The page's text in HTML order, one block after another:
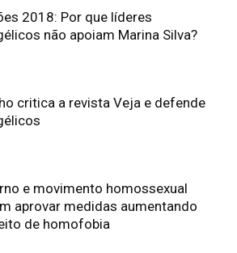
2018: Por que líderes
não apoiam Marina Silva?
critica a revista Veja e defende
e movimento homossexual
aprovar medidas aumentando
de homofobia